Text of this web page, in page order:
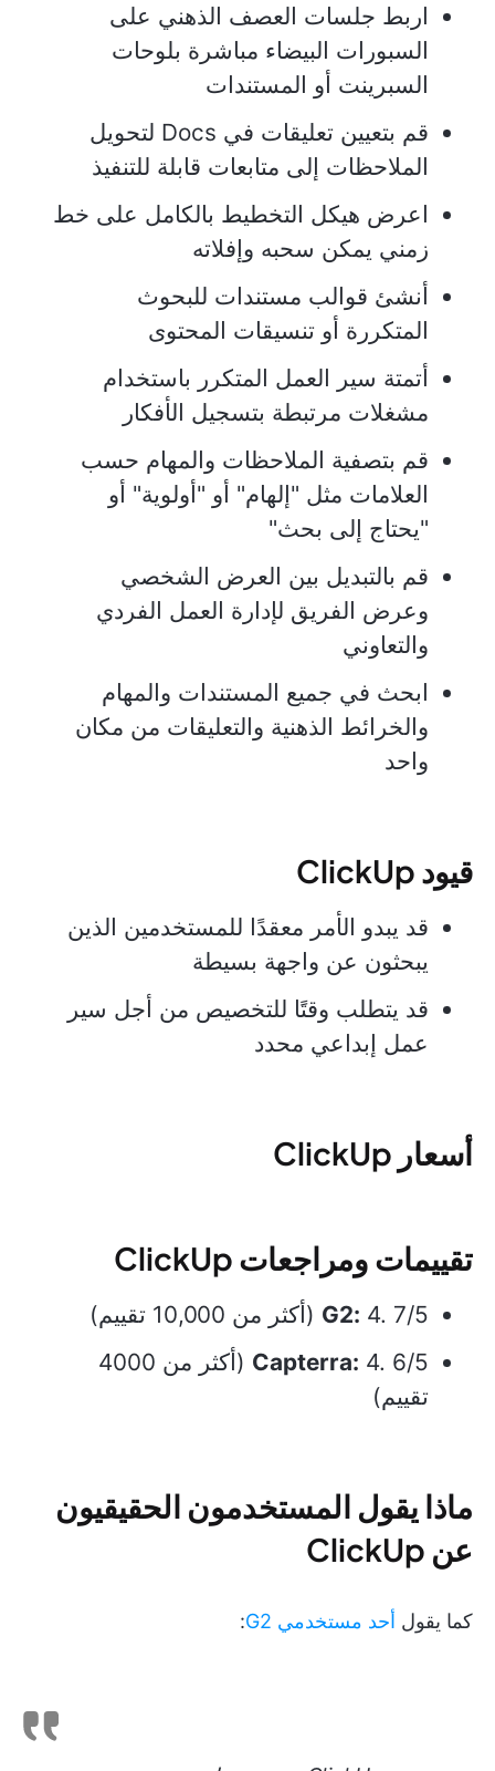
اربط جلسات العصف الذهني على
السبورات البيضاء مباشرة بلوحات
السبرينت أو المستندات
قم بتعيين تعليقات في Docs لتحويل
الملاحظات إلى متابعات قابلة للتنفيذ
اعرض هيكل التخطيط بالكامل على خط
زمني يمكن سحبه وإفلاته
أنشئ قوالب مستندات للبحوث
المتكررة أو تنسيقات المحتوى
أتمتة سير العمل المتكرر باستخدام
مشغلات مرتبطة بتسجيل الأفكار
قم بتصفية الملاحظات والمهام حسب
العلامات مثل "إلهام" أو "أولوية" أو
"يحتاج إلى بحث"
قم بالتبديل بين العرض الشخصي
وعرض الفريق لإدارة العمل الفردي
والتعاوني
ابحث في جميع المستندات والمهام
والخرائط الذهنية والتعليقات من مكان
واحد
قيود ClickUp
قد يبدو الأمر معقدًا للمستخدمين الذين
يبحثون عن واجهة بسيطة
قد يتطلب وقتًا للتخصيص من أجل سير
عمل إبداعي محدد
أسعار ClickUp
تقييمات ومراجعات ClickUp
G2: 4. 7/5 (أكثر من 10,000 تقييم)
Capterra:
4. 6/5 (أكثر من 4000
تقييم)
ماذا يقول المستخدمون الحقيقيون
عن ClickUp
كما يقول أحد مستخدمي G2 :